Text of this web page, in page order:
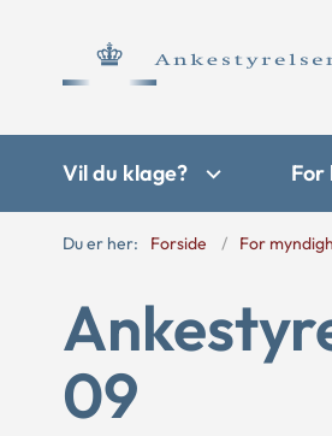
Vil du klage? For
Du er her: Forside For
09